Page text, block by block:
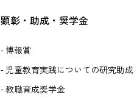
顕彰・助成・奨学金
博報賞
児童教育実践についての研究助成
教職育成奨学金